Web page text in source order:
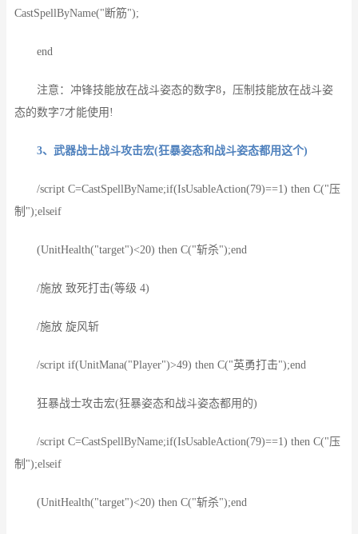
CastSpellByName("断筋");
end
注意：冲锋技能放在战斗姿态的数字8，压制技能放在战斗姿
态的数字7才能使用!
3、武器战士战斗攻击宏(狂暴姿态和战斗姿态都用这个)
/script C=CastSpellByName;if(IsUsableAction(79)==1) then C("压
制");elseif
(UnitHealth("target")<20) then C("斩杀");end
/施放 致死打击(等级 4)
/施放 旋风斩
/script if(UnitMana("Player")>49) then C("英勇打击");end
狂暴战士攻击宏(狂暴姿态和战斗姿态都用的)
/script C=CastSpellByName;if(IsUsableAction(79)==1) then C("压
制");elseif
(UnitHealth("target")<20) then C("斩杀");end